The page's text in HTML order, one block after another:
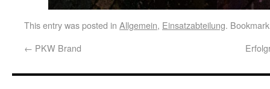
This entry was posted in Allgemein, Einsatzabteilung.
← PKW Brand